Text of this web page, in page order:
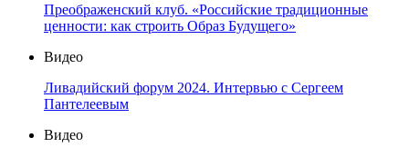
Преображенский клуб. «Российские традиционные
ценности: как строить Образ Будущего»
Видео
Ливадийский форум 2024. Интервью с Сергеем
Пантелеевым
Видео